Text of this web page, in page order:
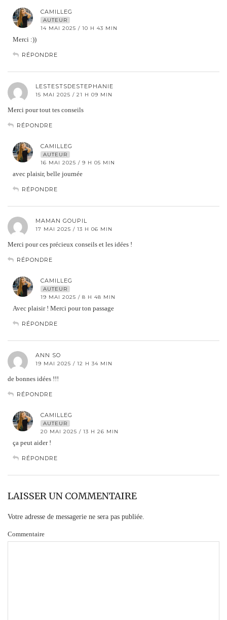
CAMILLEG
AUTEUR
14 MAI 2025 / 10 H 43 MIN
Merci :))
RÉPONDRE
LESTESTSDESTEPHANIE
15 MAI 2025 / 21 H 09 MIN
Merci pour tout tes conseils
RÉPONDRE
CAMILLEG
AUTEUR
16 MAI 2025 / 9 H 05 MIN
avec plaisir, belle journée
RÉPONDRE
MAMAN GOUPIL
17 MAI 2025 / 13 H 06 MIN
Merci pour ces précieux conseils et les idées !
RÉPONDRE
CAMILLEG
AUTEUR
19 MAI 2025 / 8 H 48 MIN
Avec plaisir ! Merci pour ton passage
RÉPONDRE
ANN SO
19 MAI 2025 / 12 H 34 MIN
de bonnes idées !!!
RÉPONDRE
CAMILLEG
AUTEUR
20 MAI 2025 / 13 H 26 MIN
ça peut aider !
RÉPONDRE
LAISSER UN COMMENTAIRE
Votre adresse de messagerie ne sera pas publiée.
Commentaire